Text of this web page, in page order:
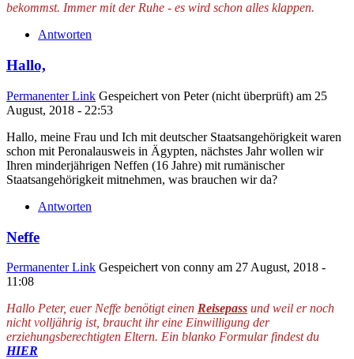
bekommst. Immer mit der Ruhe - es wird schon alles klappen.
Antworten
Hallo,
Permanenter Link Gespeichert von Peter (nicht überprüft) am 25
August, 2018 - 22:53
Hallo, meine Frau und Ich mit deutscher Staatsangehörigkeit waren
schon mit Peronalausweis in Ägypten, nächstes Jahr wollen wir
Ihren minderjährigen Neffen (16 Jahre) mit rumänischer
Staatsangehörigkeit mitnehmen, was brauchen wir da?
Antworten
Neffe
Permanenter Link Gespeichert von conny am 27 August, 2018 -
11:08
Hallo Peter, euer Neffe benötigt einen Reisepass und weil er noch
nicht volljährig ist, braucht ihr eine Einwilligung der
erziehungsberechtigten Eltern. Ein blanko Formular findest du
HIER